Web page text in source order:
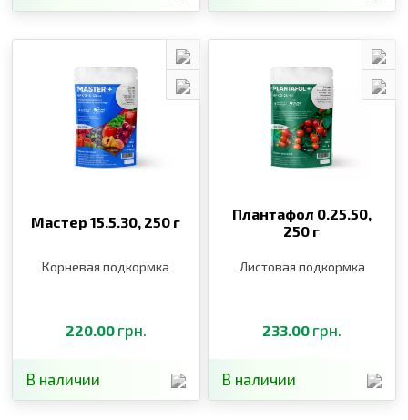
Мастер 15.5.30, 250 г
Корневая подкормка
220.00 грн.
В наличии
Плантафол 0.25.50,
250 г
Листовая подкормка
233.00 грн.
В наличии